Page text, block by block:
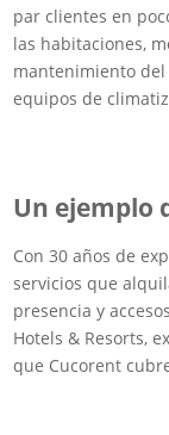
par clientes en
las habitaciones,
mantenimiento
equipos de
Un ejemplo
Con 30 años de
servicios que
presencia y
Hotels & Resorts,
que Cucorent